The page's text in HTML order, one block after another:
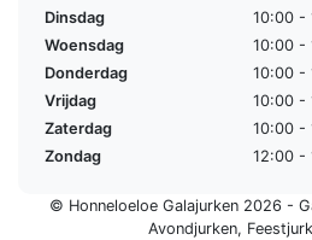
Dinsdag
10:00 -
Woensdag
10:00 -
Donderdag
10:00 -
Vrijdag
10:00 -
Zaterdag
10:00 -
Zondag
12:00 -
© Honneloeloe Galajurken 2026 -
Avondjurken,